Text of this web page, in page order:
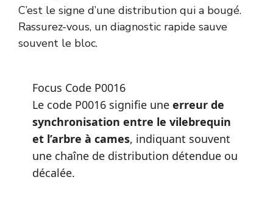
C’est le signe d’une distribution qui a bougé.
Rassurez-vous, un diagnostic rapide sauve
souvent le bloc.
Focus Code P0016
Le code P0016 signifie une erreur de
synchronisation entre le vilebrequin
et l’arbre à cames, indiquant souvent
une chaîne de distribution détendue ou
décalée.